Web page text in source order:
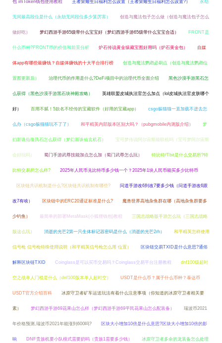
包 imToken钱包使用教程 王者荣耀生日福利怎么设置（王者荣耀生日福利怎么设置?） 永劫
无间最高段位是什么（永劫无间段位多少算厉害） 创造与魔法包子怎么做（创造与魔法包子怎么
做好吃） 梦幻西游手游65级带什么宝宝好（梦幻西游手游65级带什么宝宝合适） FRONT是
什么币种?FRONT币的价值和前景分析 炉石传说黄金猿藏宝图好用吗（炉石黄金包） 自媒
体app有哪些最赚钱？自媒体赚钱的十大平台排行榜 创造与魔法鹦鹉必刷点（创造与魔法鹦鹉位
置图更新后） 治理代币的作用是什么?DeFi项目中的治理代币全面介绍 黑色沙漠手游黑石怎
么获得（黑色沙漠手游黑石块神殿攻略） 英雄联盟皮城执法官怎么加点（lol皮城执法官皮肤哪个
好） 百用不腻！5款名不经传的宝藏软件（好用的宝藏app） csgo躲猫猫一直加载不进去怎
么办（csgo躲猫猫玩不了了） 和平精英内部版本区别大吗？（pubgmobile内测版介绍） 梦
幻新诛仙璇玑石怎么获得（梦幻新诛仙玄机石） 宝可梦传说阿尔宙斯能联机吗（宝可梦阿尔宙斯
会好玩吗） 蜀门手游武尊技能加点怎么加（蜀门武尊怎么玩） 特比特/Tbit是什么交易所?特
比特交易所怎么样? 2025年人民币兑比特币多少钱一个？2025年1块人民币能买多少比特币
区块链共识机制是什么?区块链共识机制有哪些? 问道手游改6到改7要多少钱（问道手游改6跟
改7有啥） 区块链中的ERC20通证标准是什么? 魔兽世界高地杂鱼群在哪（高地杂鱼群要多
少钓鱼） 最简单的部署MetaMask(小狐狸钱包)教程 三国志战略版手游怎么玩（三国志战略
版这么玩） 消逝的光芒2第一只生体标记器密码是什么（消逝的光芒2rh） 和平精英怎样使用
信号枪 信号枪特殊使用说明（和平精英信号枪怎么用 位置） 区块链交易TXID是什么意思?通俗
解释区块链TXID Coinglass是可以买币交易吗？Coinglass交易平台注册教程 dnf100级超时
空之战单人门槛是什么（dnf100版本单人超时空） USDT是什么币？属于什么币种？泰达币
USDT官方介绍百科 冰原守卫者矿车运送玩法有着什么注意事项（你知道的冰原守卫者相关要
素） 梦幻西游手游69花果山怎么样（梦幻西游手游69平民花果山怎么配装备） 瑞波币2021
年价格预测,瑞波币2021年能涨到600吗? 区块大小增加10倍是什么意思?区块大小增加10倍的影
响 DNF贵族机要小队模式需要奶吗（贵族1需要多少钱） 冰原守卫者多余的龙装备怎么处理